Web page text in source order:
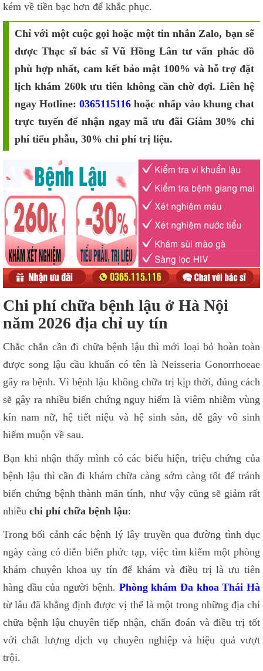
kém về tiền bạc hơn để khắc phục.
Chỉ với một cuộc gọi hoặc một tin nhắn Zalo, bạn sẽ
được Thạc sĩ bác sĩ Vũ Hồng Lân tư vấn phác đồ
phù hợp nhất, cam kết bảo mật 100% và hỗ trợ đặt
lịch khám 260k ưu tiên không cần chờ đợi. Liên hệ
ngay Hotline:0365115116 hoặc nhấp vào khung chat
trực tuyến để nhận ngay mã ưu đãi Giảm 30% chi
phí tiểu phẫu, 30% chi phí trị liệu.
Chi phí chữa bệnh lậu ở Hà Nội
năm 2026 địa chỉ uy tín
Chắc chắn cần đi chữa bệnh lậu thì mới loại bỏ hoàn toàn
được song lậu cầu khuẩn có tên là Neisseria Gonorrhoeae
gây ra bệnh. Vì bệnh lậu không chữa trị kịp thời, đúng cách
sẽ gây ra nhiều biến chứng nguy hiểm là viêm nhiễm vùng
kín nam nữ, hệ tiết niệu và hệ sinh sản, dễ gây vô sinh
hiếm muộn về sau.
Bạn khi nhận thấy mình có các biểu hiện, triệu chứng của
bệnh lậu thì cần đi khám chữa càng sớm càng tốt để tránh
biến chứng bệnh thành mãn tính, như vậy cũng sẽ giảm rất
nhiều chi phí chữa bệnh lậu:
Trong bối cảnh các bệnh lý lây truyền qua đường tình dục
ngày càng có diễn biến phức tạp, việc tìm kiếm một phòng
khám chuyên khoa uy tín để khám và điều trị là ưu tiên
hàng đầu của người bệnh. Phòng khám Đa khoa Thái Hà
từ lâu đã khẳng định được vị thế là một trong những địa chỉ
chữa bệnh lậu chuyên tiếp nhận, chẩn đoán và điều trị tốt
với chất lượng dịch vụ chuyên nghiệp và hiệu quả vượt
trội.